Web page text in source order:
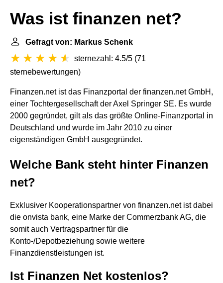
Was ist finanzen net?
Gefragt von: Markus Schenk
sternezahl: 4.5/5 (71
sternebewertungen)
Finanzen.net ist das Finanzportal der finanzen.net GmbH,
einer Tochtergesellschaft der Axel Springer SE. Es wurde
2000 gegründet, gilt als das größte Online-Finanzportal in
Deutschland und wurde im Jahr 2010 zu einer
eigenständigen GmbH ausgegründet.
Welche Bank steht hinter Finanzen
net?
Exklusiver Kooperationspartner von finanzen.net ist dabei
die onvista bank, eine Marke der Commerzbank AG, die
somit auch Vertragspartner für die
Konto-/Depotbeziehung sowie weitere
Finanzdienstleistungen ist.
Ist Finanzen Net kostenlos?